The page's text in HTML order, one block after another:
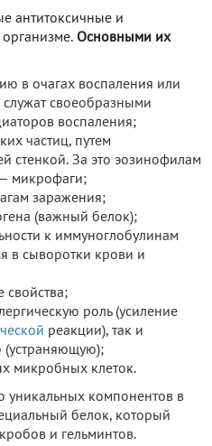
антитоксичные и
Основными их
в очагах воспаления или
своеобразными
воспаления;
частиц, путем
стенкой. За это эозинофилам
микрофаги;
заражения;
(важный белок);
к иммуноглобулинам
в сыворотки крови и
свойства;
роль (усиление
реакции), так и
(устраняющую);
микробных клеток.
уникальных компонентов в
белок, который
и гельминтов.